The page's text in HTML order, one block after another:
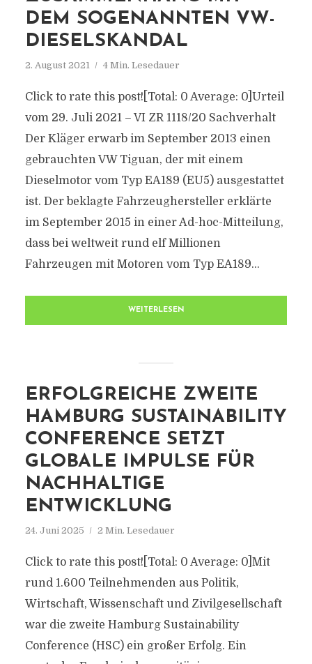
DEM SOGENANNTEN VW-
DIESELSKANDAL
2. August 2021 4 Min. Lesedauer
Click to rate this post![Total: 0 Average: 0]Urteil
vom 29. Juli 2021 – VI ZR 1118/20 Sachverhalt
Der Kläger erwarb im September 2013 einen
gebrauchten VW Tiguan, der mit einem
Dieselmotor vom Typ EA189 (EU5) ausgestattet
ist. Der beklagte Fahrzeughersteller erklärte
im September 2015 in einer Ad-hoc-Mitteilung,
dass bei weltweit rund elf Millionen
Fahrzeugen mit Motoren vom Typ EA189...
WEITERLESEN
ERFOLGREICHE ZWEITE
HAMBURG SUSTAINABILITY
CONFERENCE SETZT
GLOBALE IMPULSE FÜR
NACHHALTIGE
ENTWICKLUNG
24. Juni 2025 2 Min. Lesedauer
Click to rate this post![Total: 0 Average: 0]Mit
rund 1.600 Teilnehmenden aus Politik,
Wirtschaft, Wissenschaft und Zivilgesellschaft
war die zweite Hamburg Sustainability
Conference (HSC) ein großer Erfolg. Ein